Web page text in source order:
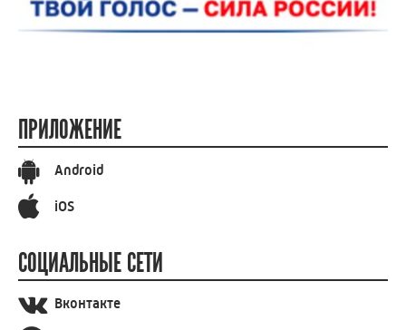
ПРИЛОЖЕНИЕ
Android
iOS
СОЦИАЛЬНЫЕ СЕТИ
Вконтакте